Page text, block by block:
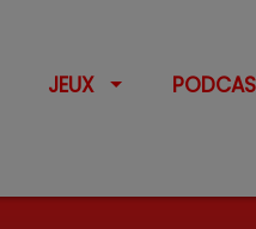
JEUX